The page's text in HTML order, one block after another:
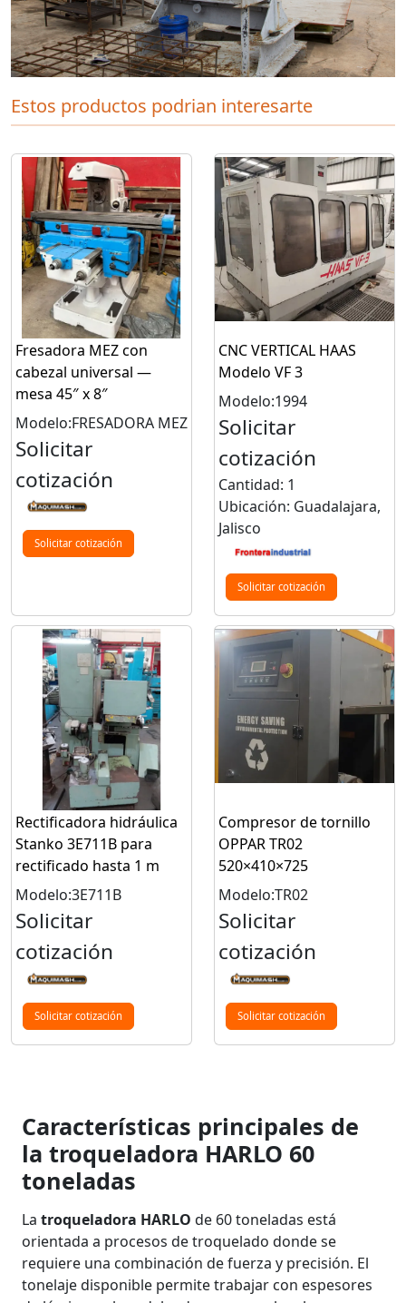
Estos productos podrian interesarte
Fresadora MEZ con
cabezal universal —
mesa 45″ x 8″
Modelo:FRESADORA MEZ
Solicitar
cotización
Solicitar cotización
CNC VERTICAL HAAS
Modelo VF 3
Modelo:1994
Solicitar
cotización
Cantidad: 1
Ubicación: Guadalajara,
Jalisco
Solicitar cotización
Rectificadora hidráulica
Stanko 3E711B para
rectificado hasta 1 m
Modelo:3E711B
Solicitar
cotización
Solicitar cotización
Compresor de tornillo
OPPAR TR02
520×410×725
Modelo:TR02
Solicitar
cotización
Solicitar cotización
Características principales de
la troqueladora HARLO 60
toneladas
La troqueladora HARLO de 60 toneladas está
orientada a procesos de troquelado donde se
requiere una combinación de fuerza y precisión. El
tonelaje disponible permite trabajar con espesores